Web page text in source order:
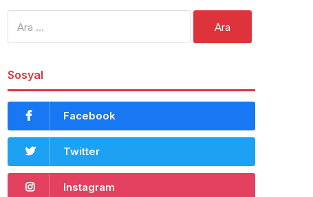
Sosyal
Facebook
Twitter
Instagram